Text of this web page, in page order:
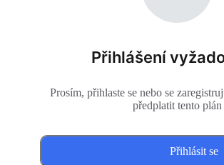
Přihlášení
Prosím, přihlaste se nebo se
předplatit tento plán
Přihlásit se